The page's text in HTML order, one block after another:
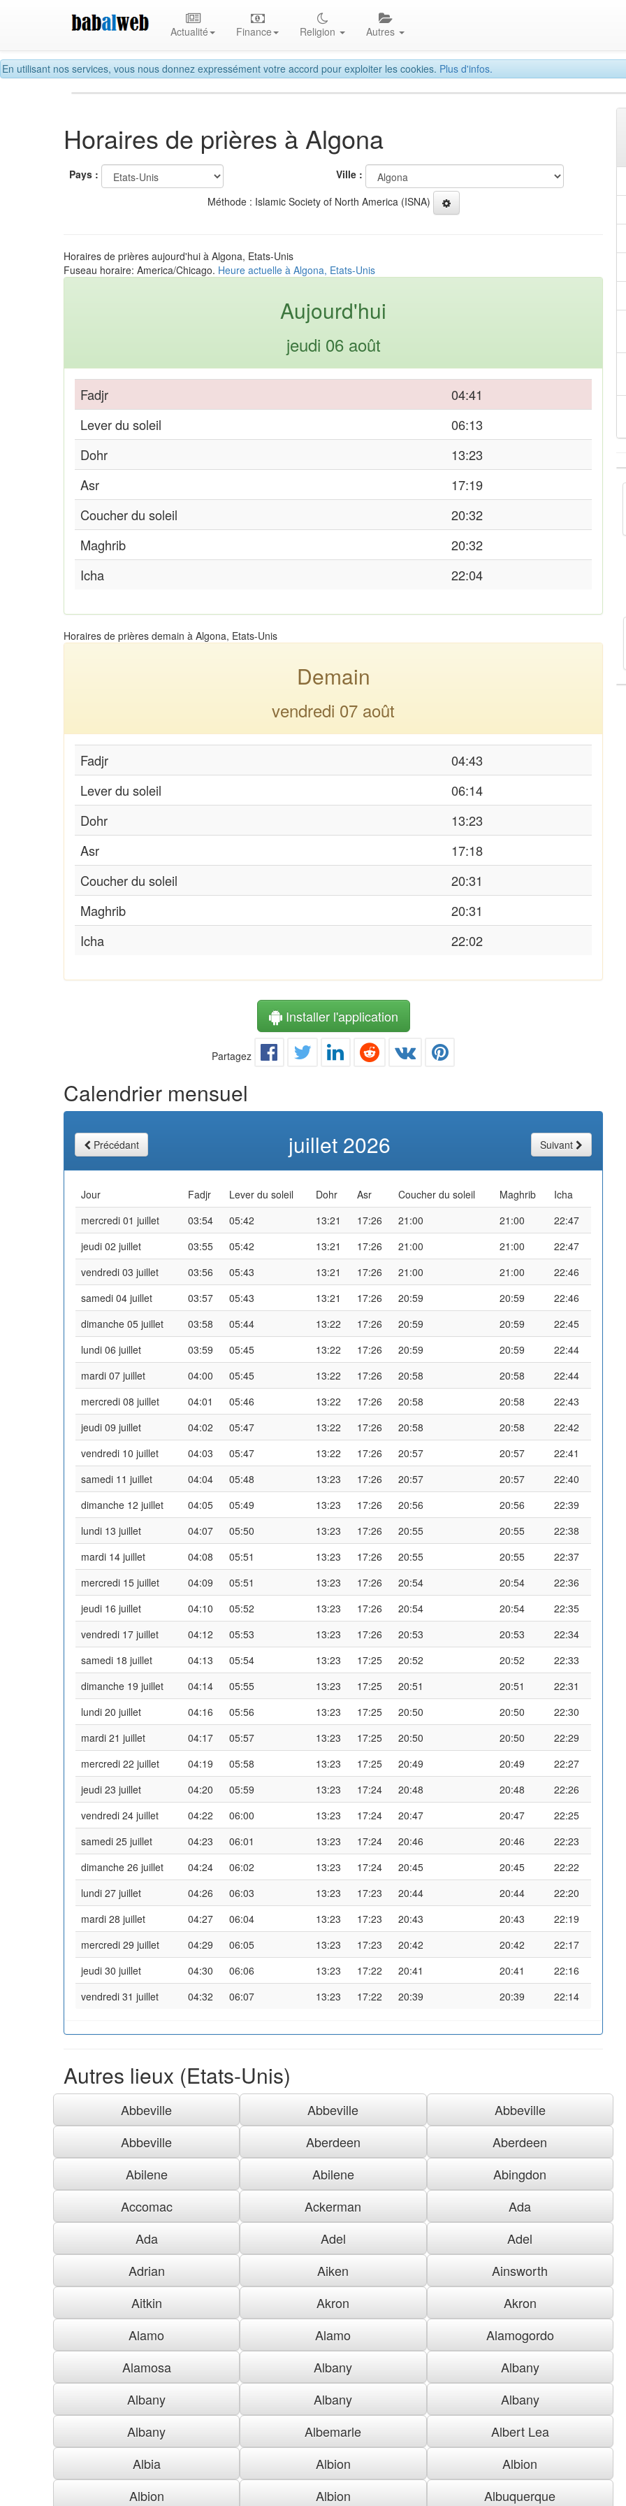
En utilisant nos services, vous nous donnez expressément votre accord pour exploiter les cookies. Plus d'infos.
Actualité Finance Religion Autres
Horaires de prières à Algona
Pays :
Ville :
Méthode : Islamic Society of North America (ISNA)
Horaires de prières aujourd'hui à Algona, Etats-Unis
Fuseau horaire: America/Chicago. Heure actuelle à Algona, Etats-Unis
Aujourd'hui
jeudi 06 août
Fadjr
04:41
Lever du soleil
06:13
Dohr
13:23
Asr
17:19
Coucher du soleil
20:32
Maghrib
20:32
Icha
22:04
Horaires de prières demain à Algona, Etats-Unis
Demain
vendredi 07 août
Fadjr
04:43
Lever du soleil
06:14
Dohr
13:23
Asr
17:18
Coucher du soleil
20:31
Maghrib
20:31
Icha
22:02
Installer l'application
Partagez
Calendrier mensuel
Précédant juillet 2026 Suivant
Jour Fadjr Lever du soleil Dohr Asr Coucher du soleil Maghrib
Icha
mercredi 01 juillet
03:54 05:42 13:21 17:26 21:00 21:00
22:47
jeudi 02 juillet
03:55 05:42 13:21 17:26 21:00 21:00
22:47
vendredi 03 juillet
03:56 05:43 13:21 17:26 21:00 21:00
22:46
samedi 04 juillet
03:57 05:43 13:21 17:26 20:59 20:59
22:46
dimanche 05 juillet
03:58 05:44 13:22 17:26 20:59 20:59
22:45
lundi 06 juillet
03:59 05:45 13:22 17:26 20:59 20:59
22:44
mardi 07 juillet
04:00 05:45 13:22 17:26 20:58 20:58
22:44
mercredi 08 juillet
04:01 05:46 13:22 17:26 20:58 20:58
22:43
jeudi 09 juillet
04:02 05:47 13:22 17:26 20:58 20:58
22:42
vendredi 10 juillet
04:03 05:47 13:22 17:26 20:57 20:57
22:41
samedi 11 juillet
04:04 05:48 13:23 17:26 20:57 20:57
22:40
dimanche 12 juillet
04:05 05:49 13:23 17:26 20:56 20:56
22:39
lundi 13 juillet
04:07 05:50 13:23 17:26 20:55 20:55
22:38
mardi 14 juillet
04:08 05:51 13:23 17:26 20:55 20:55
22:37
mercredi 15 juillet
04:09 05:51 13:23 17:26 20:54 20:54
22:36
jeudi 16 juillet
04:10 05:52 13:23 17:26 20:54 20:54
22:35
vendredi 17 juillet
04:12 05:53 13:23 17:26 20:53 20:53
22:34
samedi 18 juillet
04:13 05:54 13:23 17:25 20:52 20:52
22:33
dimanche 19 juillet
04:14 05:55 13:23 17:25 20:51 20:51
22:31
lundi 20 juillet
04:16 05:56 13:23 17:25 20:50 20:50
22:30
mardi 21 juillet
04:17 05:57 13:23 17:25 20:50 20:50
22:29
mercredi 22 juillet
04:19 05:58 13:23 17:25 20:49 20:49
22:27
jeudi 23 juillet
04:20 05:59 13:23 17:24 20:48 20:48
22:26
vendredi 24 juillet
04:22 06:00 13:23 17:24 20:47 20:47
22:25
samedi 25 juillet
04:23 06:01 13:23 17:24 20:46 20:46
22:23
dimanche 26 juillet
04:24 06:02 13:23 17:24 20:45 20:45
22:22
lundi 27 juillet
04:26 06:03 13:23 17:23 20:44 20:44
22:20
mardi 28 juillet
04:27 06:04 13:23 17:23 20:43 20:43
22:19
mercredi 29 juillet
04:29 06:05 13:23 17:23 20:42 20:42
22:17
jeudi 30 juillet
04:30 06:06 13:23 17:22 20:41 20:41
22:16
vendredi 31 juillet
04:32 06:07 13:23 17:22 20:39 20:39 22:14
Autres lieux (Etats-Unis)
Abbeville Abbeville
Abbeville
Abbeville
Aberdeen
Aberdeen
Abilene
Abilene
Abingdon
Accomac
Ackerman
Ada
Ada
Adel
Adel
Adrian
Aiken
Ainsworth
Aitkin
Akron
Akron
Alamo
Alamo
Alamogordo
Alamosa
Albany
Albany
Albany
Albany
Albany
Albany
Albemarle
Albert Lea
Albia
Albion
Albion
Albion
Albion Albuquerque